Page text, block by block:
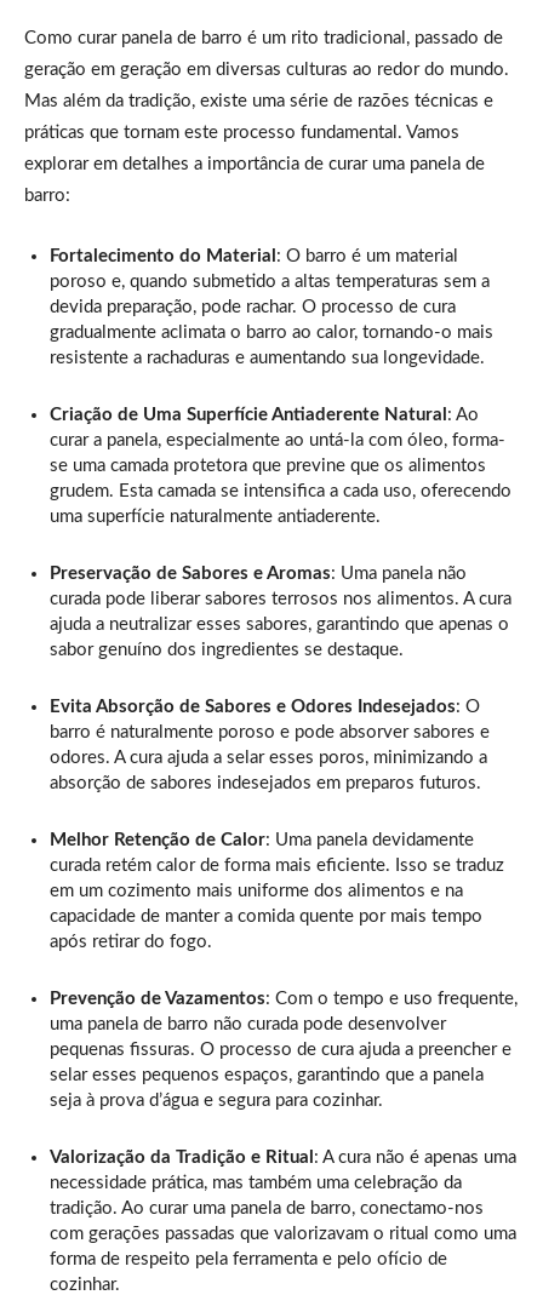
Como curar panela de barro é um rito tradicional, passado de
geração em geração em diversas culturas ao redor do mundo.
Mas além da tradição, existe uma série de razões técnicas e
práticas que tornam este processo fundamental. Vamos
explorar em detalhes a importância de curar uma panela de
barro:
Fortalecimento do Material : O barro é um material
poroso e, quando submetido a altas temperaturas sem a
devida preparação, pode rachar. O processo de cura
gradualmente aclimata o barro ao calor, tornando-o mais
resistente a rachaduras e aumentando sua longevidade.
Criação de Uma Superfície Antiaderente Natural : Ao
curar a panela, especialmente ao untá-la com óleo, forma-
se uma camada protetora que previne que os alimentos
grudem. Esta camada se intensifica a cada uso, oferecendo
uma superfície naturalmente antiaderente.
Preservação de Sabores e Aromas: Uma panela não
curada pode liberar sabores terrosos nos alimentos. A cura
ajuda a neutralizar esses sabores, garantindo que apenas o
sabor genuíno dos ingredientes se destaque.
Evita Absorção de Sabores e Odores Indesejados: O
barro é naturalmente poroso e pode absorver sabores e
odores. A cura ajuda a selar esses poros, minimizando a
absorção de sabores indesejados em preparos futuros.
Melhor Retenção de Calor: Uma panela devidamente
curada retém calor de forma mais eficiente. Isso se traduz
em um cozimento mais uniforme dos alimentos e na
capacidade de manter a comida quente por mais tempo
após retirar do fogo.
Prevenção de Vazamentos: Com o tempo e uso frequente,
uma panela de barro não curada pode desenvolver
pequenas fissuras. O processo de cura ajuda a preencher e
selar esses pequenos espaços, garantindo que a panela
seja à prova d’água e segura para cozinhar.
Valorização da Tradição e Ritual : A cura não é apenas uma
necessidade prática, mas também uma celebração da
tradição. Ao curar uma panela de barro, conectamo-nos
com gerações passadas que valorizavam o ritual como uma
forma de respeito pela ferramenta e pelo ofício de
cozinhar.